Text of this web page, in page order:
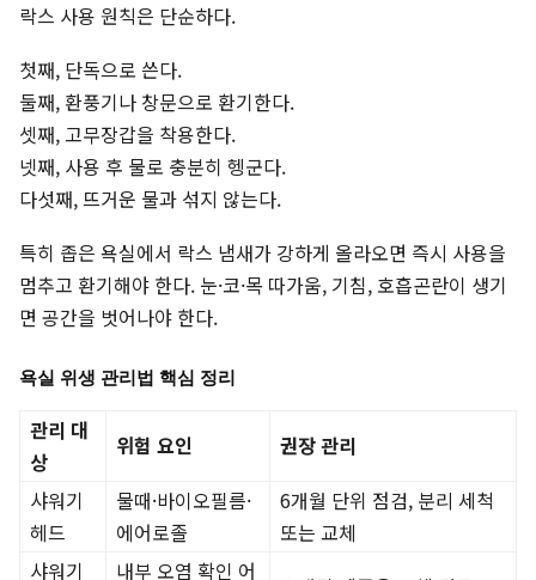
락스 사용 원칙은 단순하다.
첫째, 단독으로 쓴다.
둘째, 환풍기나 창문으로 환기한다.
셋째, 고무장갑을 착용한다.
넷째, 사용 후 물로 충분히 헹군다.
다섯째, 뜨거운 물과 섞지 않는다.
특히 좁은 욕실에서 락스 냄새가 강하게 올라오면 즉시 사용을
멈추고 환기해야 한다. 눈·코·목 따가움, 기침, 호흡곤란이 생기
면 공간을 벗어나야 한다.
욕실 위생 관리법 핵심 정리
관리 대
상
위험 요인
권장 관리
샤워기
헤드
물때·바이오필름·
에어로졸
6개월 단위 점검, 분리 세척
또는 교체
샤워기
내부 오염 확인 어